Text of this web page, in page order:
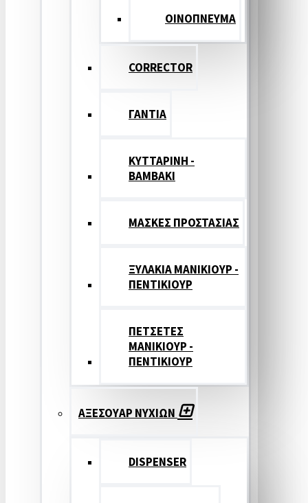
ΟΙΝΟΠΝΕΥΜΑ
CORRECTOR
ΓΑΝΤΙΑ
ΚΥΤΤΑΡΙΝΗ -
ΒΑΜΒΑΚΙ
ΜΑΣΚΕΣ ΠΡΟΣΤΑΣΙΑΣ
ΞΥΛΑΚΙΑ ΜΑΝΙΚΙΟΥΡ -
ΠΕΝΤΙΚΙΟΥΡ
ΠΕΤΣΕΤΕΣ
ΜΑΝΙΚΙΟΥΡ -
ΠΕΝΤΙΚΙΟΥΡ
ΑΞΕΣΟΥΑΡ ΝΥΧΙΩΝ
DISPENSER